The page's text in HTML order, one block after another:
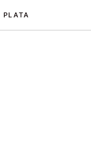
PLATA